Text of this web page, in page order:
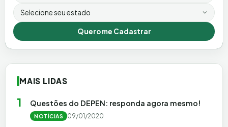
Estado
Quero me Cadastrar
MAIS LIDAS
1 Questões do DEPEN: responda agora mesmo!
NOTÍCIAS 09/01/2020